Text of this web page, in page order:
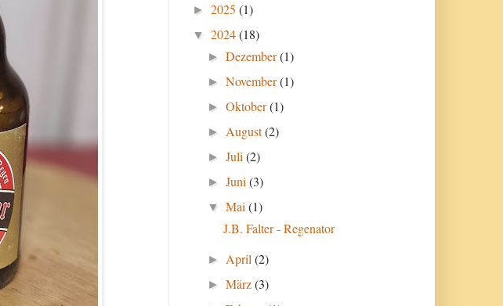
► 2025 (1)
▼ 2024(18)
►Dezember(1)
►November(1)
►Oktober(1)
► August(2)
►Juli(2)
►Juni(3)
▼Mai(1)
J.B. Falter - Regenator
► April(2)
►März(3)